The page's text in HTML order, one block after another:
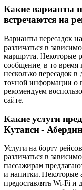
Какие варианты
встречаются на
Варианты пересадок
различаться в
маршрута. Некоторые
сообщение, в то время
несколько пересадок
точной информации о
рекомендуем
сайте.
Какие услуги
Кутаиси -
Услуги на борту
различаться в
пассажирам
и напитки. Некоторые
предоставлять Wi-Fi и